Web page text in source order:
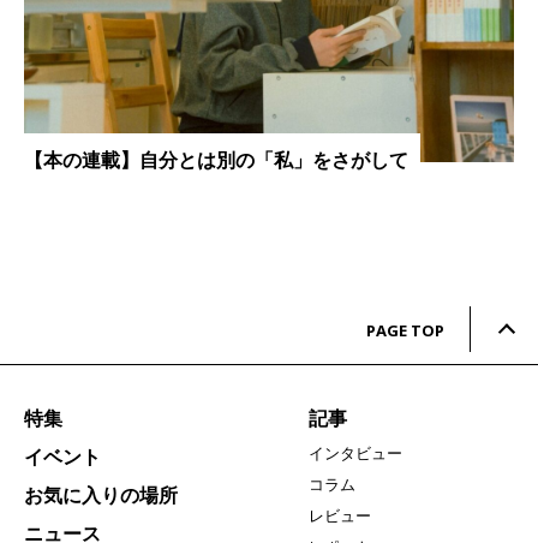
【本の連載】自分とは別の「私」をさがして
PAGE TOP
特集
イベント
お気に入りの場所
ニュース
記事
インタビュー
コラム
レビュー